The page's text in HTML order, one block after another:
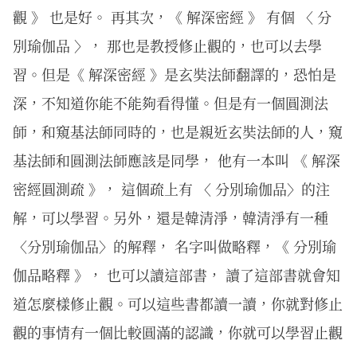
觀 》 也是好。 再其次，《 解深密經 》 有個 〈 分
別瑜伽品 〉， 那也是教授修止觀的，也可以去學
習。但是《 解深密經 》是玄奘法師翻譯的，恐怕是
深，不知道你能不能夠看得懂。但是有一個圓測法
師，和窺基法師同時的，也是親近玄奘法師的人，窺
基法師和圓測法師應該是同學， 他有一本叫 《 解深
密經圓測疏 》， 這個疏上有 〈 分別瑜伽品〉的注
解，可以學習。另外，還是韓清淨，韓清淨有一種
〈分別瑜伽品〉的解釋， 名字叫做略釋，《 分別瑜
伽品略釋 》， 也可以讀這部書， 讀了這部書就會知
道怎麼樣修止觀。可以這些書都讀一讀，你就對修止
觀的事情有一個比較圓滿的認識，你就可以學習止觀